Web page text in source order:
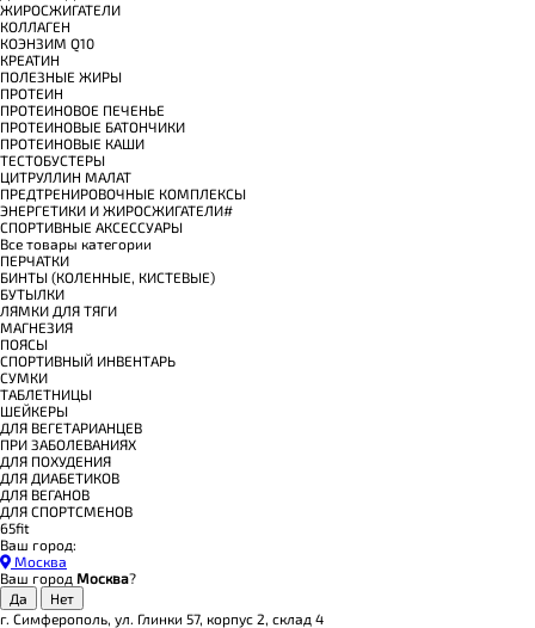
ЖИРОСЖИГАТЕЛИ
КОЛЛАГЕН
КОЭНЗИМ Q10
КРЕАТИН
ПОЛЕЗНЫЕ ЖИРЫ
ПРОТЕИН
ПРОТЕИНОВОЕ ПЕЧЕНЬЕ
ПРОТЕИНОВЫЕ БАТОНЧИКИ
ПРОТЕИНОВЫЕ КАШИ
ТЕСТОБУСТЕРЫ
ЦИТРУЛЛИН МАЛАТ
ПРЕДТРЕНИРОВОЧНЫЕ КОМПЛЕКСЫ
ЭНЕРГЕТИКИ И ЖИРОСЖИГАТЕЛИ#
СПОРТИВНЫЕ АКСЕССУАРЫ
Все товары категории
ПЕРЧАТКИ
БИНТЫ (КОЛЕННЫЕ, КИСТЕВЫЕ)
БУТЫЛКИ
ЛЯМКИ ДЛЯ ТЯГИ
МАГНЕЗИЯ
ПОЯСЫ
СПОРТИВНЫЙ ИНВЕНТАРЬ
СУМКИ
ТАБЛЕТНИЦЫ
ШЕЙКЕРЫ
ДЛЯ ВЕГЕТАРИАНЦЕВ
ПРИ ЗАБОЛЕВАНИЯХ
ДЛЯ ПОХУДЕНИЯ
ДЛЯ ДИАБЕТИКОВ
ДЛЯ ВЕГАНОВ
ДЛЯ СПОРТСМЕНОВ
65fit
Ваш город:
Москва
Ваш город Москва?
г. Симферополь, ул. Глинки 57, корпус 2, склад 4